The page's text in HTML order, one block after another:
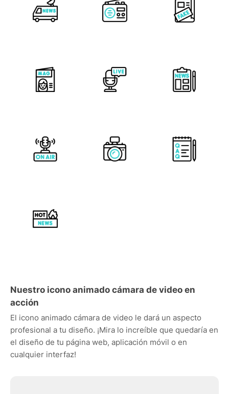
Nuestro icono animado cámara de video en
acción
El icono animado cámara de video le dará un aspecto
profesional a tu diseño. ¡Mira lo increíble que quedaría en
el diseño de tu página web, aplicación móvil o en
cualquier interfaz!